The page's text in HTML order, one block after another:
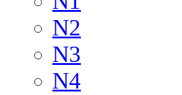
N2
N3
N4